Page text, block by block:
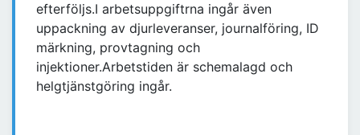
efterföljs.I arbetsuppgiftrna ingår även
uppackning av djurleveranser, journalföring, ID
märkning, provtagning och
injektioner.Arbetstiden är schemalagd och
helgtjänstgöring ingår.